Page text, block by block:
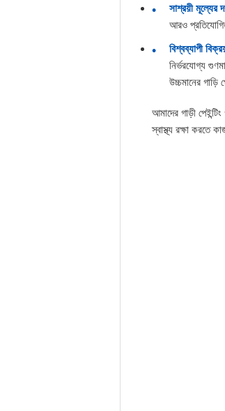
সাশ্রয়ী মূল্যের
আরও
বিশ্বব্যাপী
নির্ভরযোগ্য
উচ্চমানের গাড়ি
আমাদের গাড়ী
স্বাস্থ্য রক্ষা করতে